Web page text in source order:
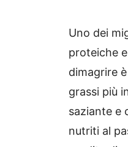
Uno dei
proteiche
dimagrire è
grassi più
saziante e
nutriti al